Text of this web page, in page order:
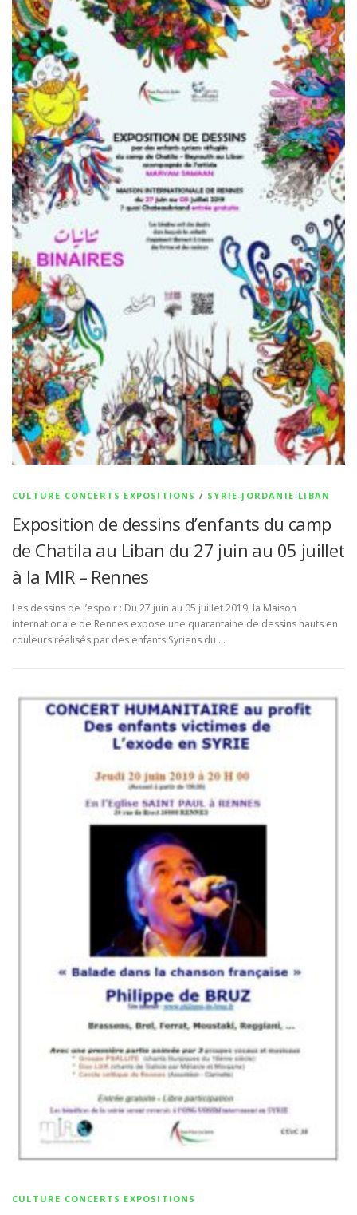
CULTURE CONCERTS EXPOSITIONS / SYRIE-JORDANIE-LIBAN
Exposition de dessins d’enfants du camp
de Chatila au Liban du 27 juin au 05 juillet
à la MIR – Rennes
Les dessins de l’espoir : Du 27 juin au 05 juillet 2019, la Maison
internationale de Rennes expose une quarantaine de dessins hauts en
couleurs réalisés par des enfants Syriens du …
CULTURE CONCERTS EXPOSITIONS